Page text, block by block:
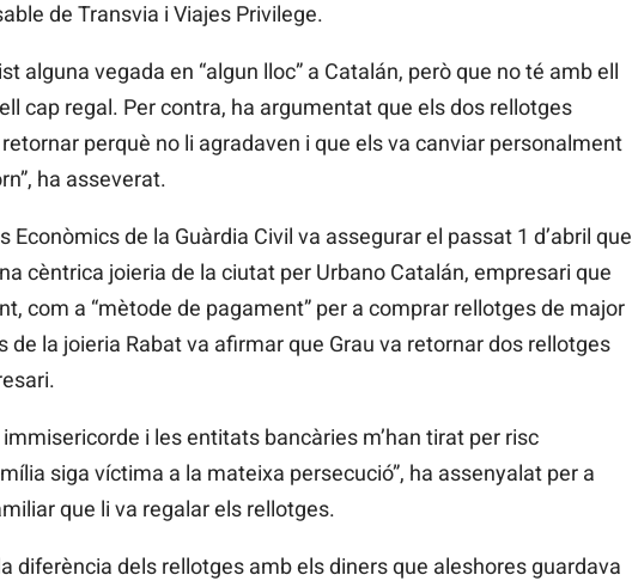
de Transvia i Viajes Privilege.
alguna vegada en “algun lloc” a Catalán, però que no té amb ell
cap regal. Per contra, ha argumentat que els dos rellotges
perquè no li agradaven i que els va canviar personalment
ha asseverat.
de la Guàrdia Civil va assegurar el passat 1 d’abril que
cèntrica joieria de la ciutat per Urbano Catalán, empresari que
com a “mètode de pagament” per a comprar rellotges de major
la joieria Rabat va afirmar que Grau va retornar dos rellotges
i les entitats bancàries m’han tirat per risc
siga víctima a la mateixa persecució”, ha assenyalat per a
que li va regalar els rellotges.
diferència dels rellotges amb els diners que aleshores guardava